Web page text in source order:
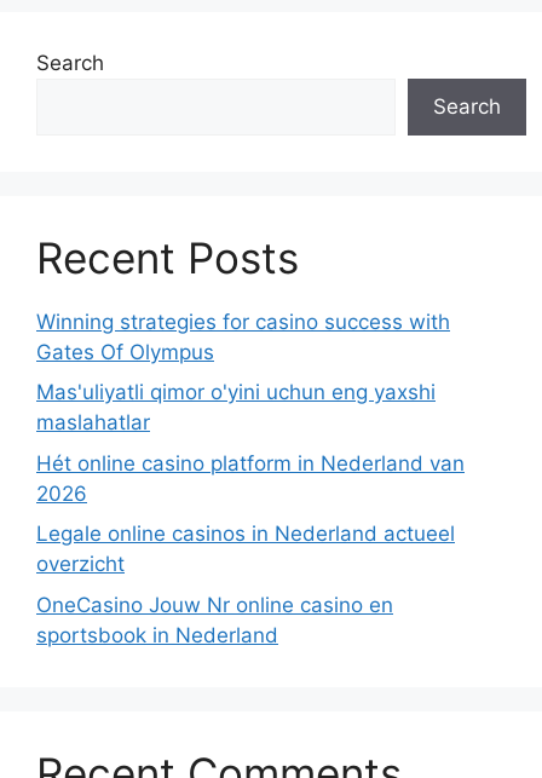
Search
Search
Recent Posts
Winning strategies for casino success with
Gates Of Olympus
Mas'uliyatli qimor o'yini uchun eng yaxshi
maslahatlar
Hét online casino platform in Nederland van
2026
Legale online casinos in Nederland actueel
overzicht
OneCasino Jouw Nr online casino en
sportsbook in Nederland